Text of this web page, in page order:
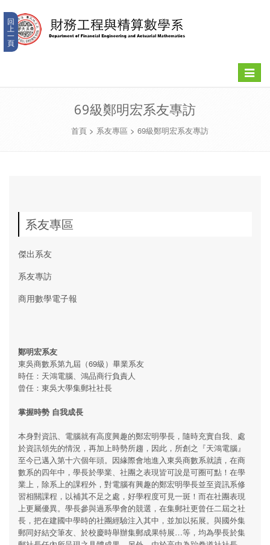
回
上
一
頁
Toggle
69級鄭明宏系友專訪
首頁> 系友專區 > 69級鄭明宏系友專訪
系友專區
傑出系友
系友專訪
商用數學電子報
鄭明宏系友
東吳商數系第九屆（69級）畢業系友
時任：天鴻電腦、鴻品商行負責人
曾任：東吳大學集郵社社長
掌握時勢 自我成長
本身對資訊、電腦就有高度興趣的鄭宏明學長，隨時充實自我、處
於資訊領先的情況，再加上時勢所趨，因此，所創之『天鴻電腦』
至今已邁入第十六個年頭。因緣際會地進入東吳商數系就讀，在商
數系的四年中，學長於學業、社團之表現皆可說是可圈可點！在學
業上，除系上的課程外，對電腦有興趣的鄭宏明學長並至資訊系修
習相關課程，以補其不足之處，好學程度可見一斑！而在社團表現
上更屬優異。學長參與過系學會的競選，在集郵社更曾任二屆之社
長，把在建國中學時的社團經驗注入其中，並加以拓展。與國外集
郵同好結交筆友、於校慶時舉辦集郵成果特展…等，均為學長於集